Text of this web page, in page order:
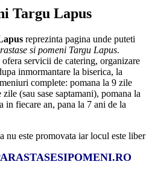
Targu Lapus
reprezinta pagina unde puteti
si pomeni Targu Lapus.
servicii de catering, organizare
inmormantare la biserica, la
complete: pomana la 9 zile
(sau sase saptamani), pomana la
in fiecare an, pana la 7 ani de la
nu este promovata iar locul este liber